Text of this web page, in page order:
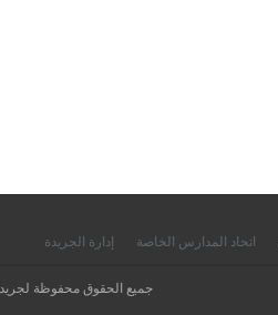
اتحاد المدارس الخاصة إدارة الجريدة
جميع الحقوق محفوظة لجريدة